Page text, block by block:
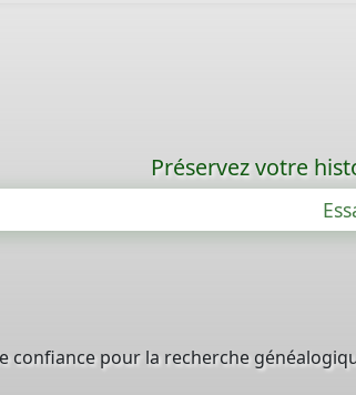
Préservez votre
confiance pour la recherche